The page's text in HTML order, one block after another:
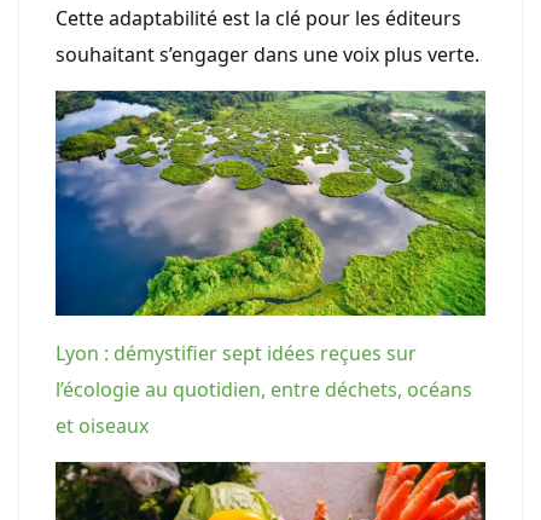
Cette adaptabilité est la clé pour les éditeurs
souhaitant s’engager dans une voix plus verte.
Lyon : démystifier sept idées reçues sur
l’écologie au quotidien, entre déchets, océans
et oiseaux